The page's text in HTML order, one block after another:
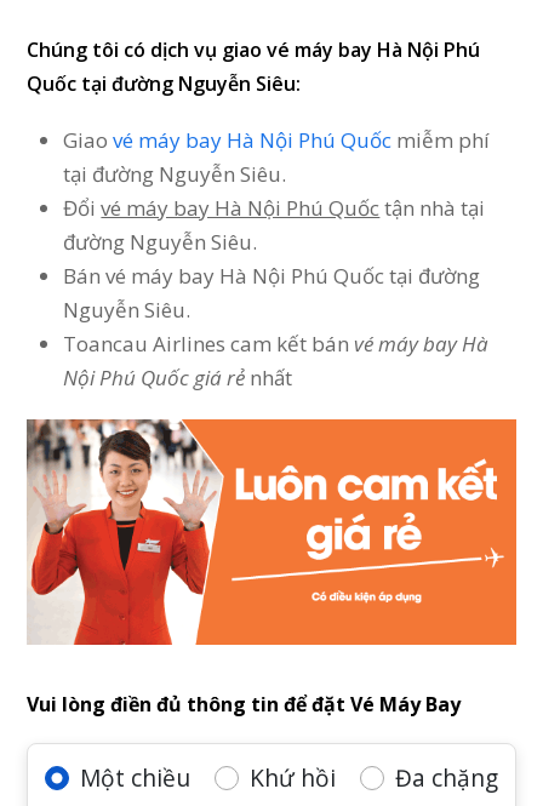
Chúng tôi có dịch vụ giao vé máy bay Hà Nội Phú
Quốc tại đường Nguyễn Siêu:
Giaové máy bay Hà Nội Phú Quốc miễm phí
tại đường Nguyễn Siêu.
Đổivé máy bay Hà Nội Phú Quốc tận nhà tại
đường Nguyễn Siêu.
Bán vé máy bay Hà Nội Phú Quốc tại đường
Nguyễn Siêu.
Toancau Airlines cam kết bán vé máy bay Hà
Nội Phú Quốc giá rẻ nhất
Vui lòng điền đủ thông tin để đặt Vé Máy Bay
Một chiều Khứ hồi Đa chặng